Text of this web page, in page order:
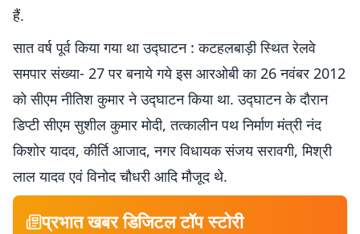
हैं.
सात वर्ष पूर्व किया गया था उद्घाटन : कटहलबाड़ी स्थित रेलवे
समपार संख्या- 27 पर बनाये गये इस आरओबी का 26 नवंबर 2012
को सीएम नीतिश कुमार ने उद्घाटन किया था. उद्घाटन के दौरान
डिप्टी सीएम सुशील कुमार मोदी, तत्कालीन पथ निर्माण मंत्री नंद
किशोर यादव, कीर्ति आजाद, नगर विधायक संजय सरावगी, मिश्री
लाल यादव एवं विनोद चौधरी आदि मौजूद थे.
प्रभात खबर डिजिटल टॉप स्टोरी